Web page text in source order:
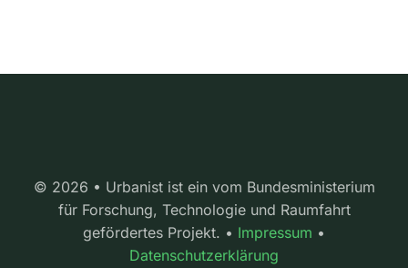
© 2026 • Urbanist ist ein vom Bundesministerium
für Forschung, Technologie und Raumfahrt
gefördertes Projekt. • Impressum •
Datenschutzerklärung